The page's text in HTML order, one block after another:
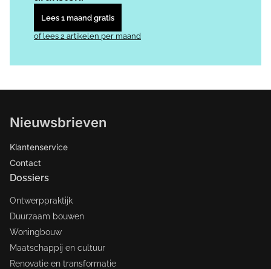
Lees 1 maand gratis
of lees 2 artikelen per maand
Nieuwsbrieven
Klantenservice
Contact
Dossiers
Ontwerppraktijk
Duurzaam bouwen
Woningbouw
Maatschappij en cultuur
Renovatie en transformatie